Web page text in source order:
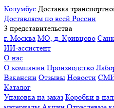
Колумбус Доставка
Доставляем по всей России
3 представительства
г. Москва МО, д. Кривцово
ИИ-ассистент
О нас
О компании Производство
Вакансии Отзывы Новости СМИ
Каталог
Упаковка на заказ Коробки в